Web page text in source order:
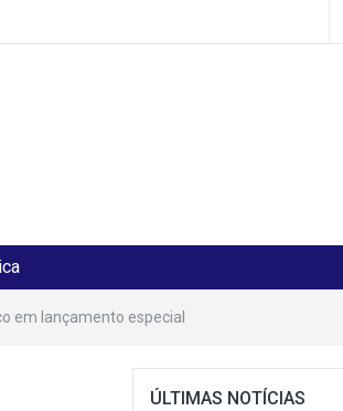
em lançamento especial
ÚLTIMAS NOTÍCIAS